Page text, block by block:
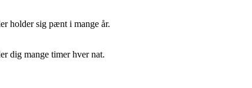
holder sig pænt i mange år.
dig mange timer hver nat.